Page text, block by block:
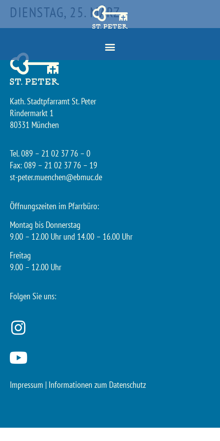
DIENSTAG, 25. MÄRZ
Kath. Stadtpfarramt St. Peter
Rindermarkt 1
80331 München
Tel. 089 – 21 02 37 76 – 0
Fax: 089 – 21 02 37 76 – 19
st-peter.muenchen@ebmuc.de
Öffnungszeiten im Pfarrbüro:
Montag bis Donnerstag
9.00 – 12.00 Uhr und 14.00 – 16.00 Uhr
Freitag
9.00 – 12.00 Uhr
Folgen Sie uns:
Impressum | Informationen zum Datenschutz